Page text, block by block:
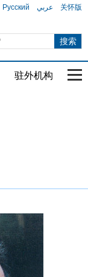
Русский عربي 关怀版
驻外机构 国